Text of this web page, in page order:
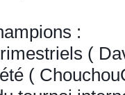
:
(
(